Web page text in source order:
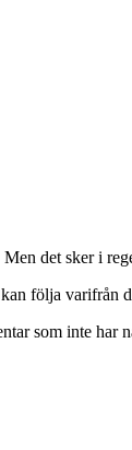
det sker i
följa varifrån
som inte har